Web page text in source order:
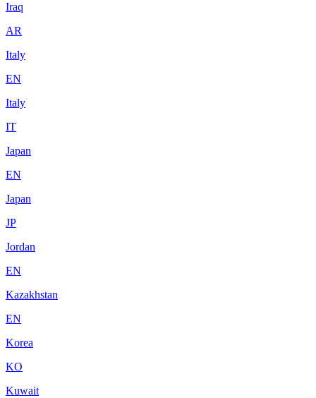
Iraq
AR
Italy
EN
Italy
IT
Japan
EN
Japan
JP
Jordan
EN
Kazakhstan
EN
Korea
KO
Kuwait